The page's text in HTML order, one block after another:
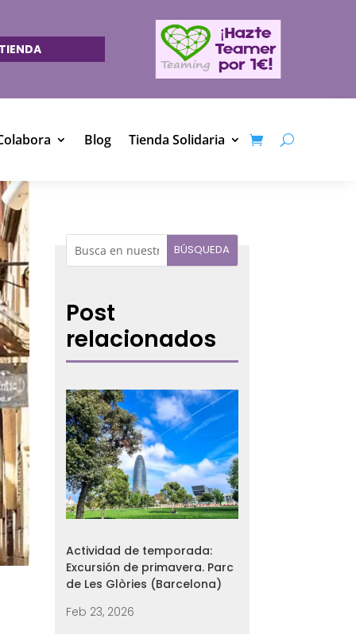
TIENDA
Blog Tienda Solidaria
Post
relacionados
Actividad de temporada:
Excursión de primavera. Parc
de Les Glòries (Barcelona)
Feb 23, 2026